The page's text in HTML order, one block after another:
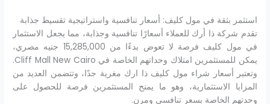
استثمر بثقة في مول كليف: أسعار تنافسية واستراتيجية تقسيط جذابة
تقدم شركة ذا أرك للعملاء أسعارًا تنافسية وجذابة، مما يجعل الاستثمار
في مول كليف فرصة لا تعوض بدءًا من 15,285,000 جنيه مصري،
يمكن للمستثمرين امتلاك وحداتهم الخاصة في Cliff Mall New Cairo.
وتعتبر أسعار شراء مول كليف ذا ارك مغرية جدًا، وتتضمن العديد من
المزايا الاستثمارية، وهو ما يمنح المستثمرين فرصة للحصول على
وحدتهم الخاصة بسعر تنافسي ومرن.